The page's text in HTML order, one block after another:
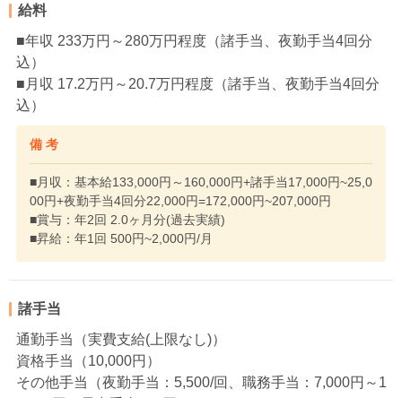
給料
■年収 233万円～280万円程度（諸手当、夜勤手当4回分
込）
■月収 17.2万円～20.7万円程度（諸手当、夜勤手当4回分
込）
備 考
■月収：基本給133,000円～160,000円+諸手当17,000円~25,0
00円+夜勤手当4回分22,000円=172,000円~207,000円
■賞与：年2回 2.0ヶ月分(過去実績)
■昇給：年1回 500円~2,000円/月
諸手当
通勤手当（実費支給(上限なし)）
資格手当（10,000円）
その他手当（夜勤手当：5,500/回、職務手当：7,000円～1